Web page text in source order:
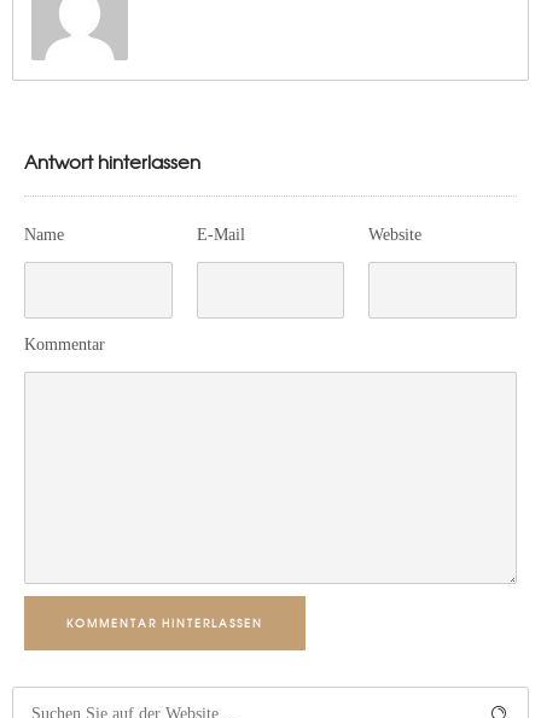
Antwort hinterlassen
Name E-Mail Website
Kommentar
KOMMENTAR HINTERLASSEN